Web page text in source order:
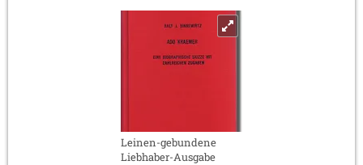
Leinen-gebundene
Liebhaber-Ausgabe